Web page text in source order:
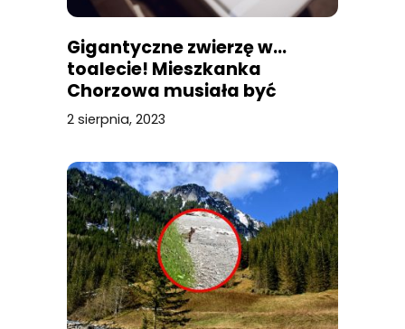
Gigantyczne zwierzę w…
toalecie! Mieszkanka
Chorzowa musiała być
przerażona
2 sierpnia, 2023